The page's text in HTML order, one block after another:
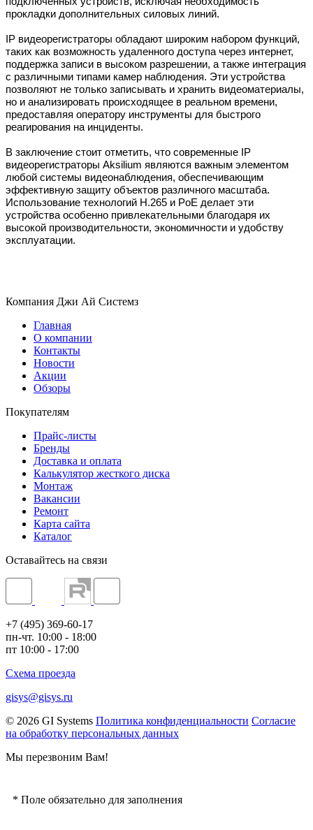
прокладки дополнительных силовых линий.
IP видеорегистраторы обладают широким набором функций,
таких как возможность удаленного доступа через интернет,
поддержка записи в высоком разрешении, а также интеграция
с различными типами камер наблюдения. Эти устройства
позволяют не только записывать и хранить видеоматериалы,
но и анализировать происходящее в реальном времени,
предоставляя оператору инструменты для быстрого
реагирования на инциденты.
В заключение стоит отметить, что современные IP
видеорегистраторы Aksilium являются важным элементом
любой системы видеонаблюдения, обеспечивающим
эффективную защиту объектов различного масштаба.
Использование технологий H.265 и PoE делает эти
устройства особенно привлекательными благодаря их
высокой производительности, экономичности и удобству
эксплуатации.
Компания Джи Ай Системз
Главная
О компании
Контакты
Новости
Акции
Обзоры
Покупателям
Прайс-листы
Бренды
Доставка и оплата
Калькулятор жесткого диска
Монтаж
Вакансии
Ремонт
Карта сайта
Каталог
Оставайтесь на связи
+7 (495) 369-60-17
пн-чт. 10:00 - 18:00
пт 10:00 - 17:00
Схема проезда
gisys@gisys.ru
© 2026 GI Systems Политика конфиденциальности Согласие
на обработку персональных данных
Мы перезвоним Вам!
* Поле обязательно для заполнения